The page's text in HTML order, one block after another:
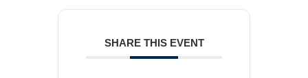
SHARE THIS EVENT